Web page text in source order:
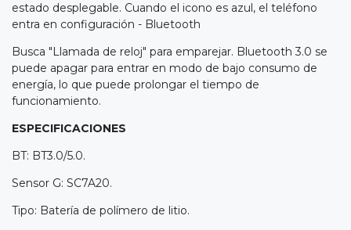
estado desplegable. Cuando el icono es azul, el teléfono
entra en configuración - Bluetooth
Busca "Llamada de reloj" para emparejar. Bluetooth 3.0 se
puede apagar para entrar en modo de bajo consumo de
energía, lo que puede prolongar el tiempo de
funcionamiento.
ESPECIFICACIONES
BT: BT3.0/5.0.
Sensor G: SC7A20.
Tipo: Batería de polímero de litio.